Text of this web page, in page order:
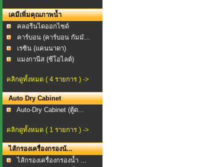
เคมีเพิ่มคุณภาพน้ำ
คลอรีนไดออกไซด์
คาร์บอน (คาร์บอน กัมมั...
เรซิน (แคนนาดา)
แมงกานีส (ซีโอไลต์)
คลิกดูทั้งหมด ( 4 รายการ ) ->
Auto Dry Cabinet
Auto-Dry Cabinet (ตู้ด...
คลิกดูทั้งหมด ( 1 รายการ ) ->
ไส้กรองเครื่องกรองน้...
ไส้กรองเครื่องกรองน้ำ ...